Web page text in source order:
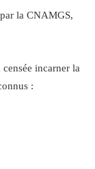
la CNAMGS,
incarner la
: